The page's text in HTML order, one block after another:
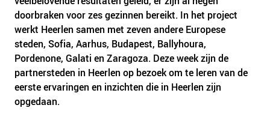
ONZE PARTNERS
VACATURES
IN DE MEDIA
OVER NCFG
NIEUWS
BLOGS
doorbraken voor zes gezinnen bereikt. In het project
werkt Heerlen samen met zeven andere Europese
steden, Sofia, Aarhus, Budapest, Ballyhoura,
Pordenone, Galati en Zaragoza. Deze week zijn de
partnersteden in Heerlen op bezoek om te leren van de
eerste ervaringen en inzichten die in Heerlen zijn
opgedaan.